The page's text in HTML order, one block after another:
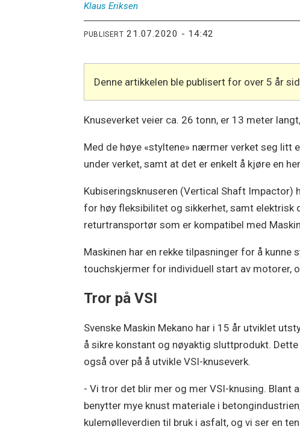
Klaus Eriksen
PUBLISERT 21.07.2020 - 14:42
Denne artikkelen ble publisert for over 5 år
Knuseverket veier ca. 26 tonn, er 13 meter
Med de høye «styltene» nærmer verket seg
under verket, samt at det er enkelt å kjøre en
Kubiseringsknuseren (Vertical Shaft Impactor)
for høy fleksibilitet og sikkerhet, samt elektrisk
returtransportør som er kompatibel med
Maskinen har en rekke tilpasninger for å
touchskjermer for individuell start av motorer,
Tror på VSI
Svenske Maskin Mekano har i 15 år utviklet
å sikre konstant og nøyaktig sluttprodukt.
også over på å utvikle VSI-knuseverk.
- Vi tror det blir mer og mer VSI-knusing. Blant
benytter mye knust materiale i
kulemølleverdien til bruk i asfalt, og vi ser en